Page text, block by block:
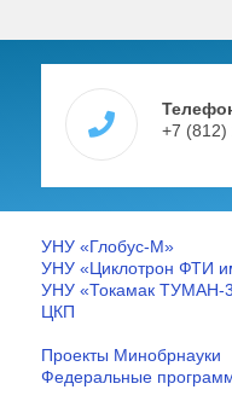
+7 (812)
УНУ «Глобус-М»
УНУ «Циклотрон ФТИ
УНУ «Токамак ТУМАН-
ЦКП
Проекты Минобрнауки
Федеральные